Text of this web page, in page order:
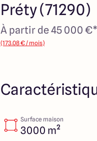
Préty (71290)
À partir de 45 000 €*
(173.08 € / mois)
Surface maison
3000 m²